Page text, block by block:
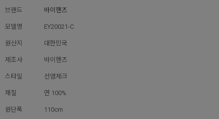
브랜드 바이핸즈
모델명 EY20021-C
원산지 대한민국
제조사 바이핸즈
스타일 선염체크
재질 면 100%
원단폭 110cm